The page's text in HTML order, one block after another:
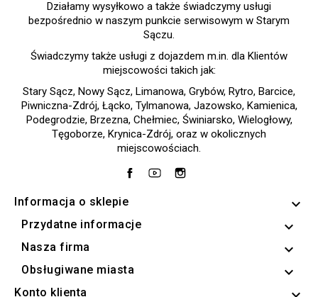
Działamy wysyłkowo a także świadczymy usługi
bezpośrednio w naszym punkcie serwisowym w Starym
Sączu.
Świadczymy także usługi z dojazdem m.in. dla Klientów
miejscowości takich jak:
Stary Sącz, Nowy Sącz, Limanowa, Grybów, Rytro, Barcice,
Piwniczna-Zdrój, Łącko, Tylmanowa, Jazowsko, Kamienica,
Podegrodzie, Brzezna, Chełmiec, Świniarsko, Wielogłowy,
Tęgoborze, Krynica-Zdrój, oraz w okolicznych
miejscowościach.
FacebookYouTube
Informacja o sklepie keyboard_arrow_down
Przydatne informacje 
Nasza firma 
Obsługiwane miasta 
Konto klienta